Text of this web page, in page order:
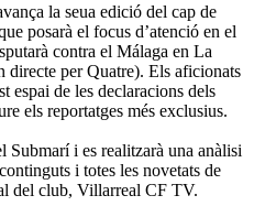
la seua edició del cap de
posarà el focus d’atenció en el
contra el Málaga en La
directe per Quatre). Els aficionats
espai de les declaracions dels
els reportatges més exclusius.
Submarí i es realitzarà una anàlisi
i totes les novetats de
del club, Villarreal CF TV.